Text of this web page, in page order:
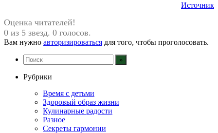
Источник
Оценка читателей!
0 из 5 звезд. 0 голосов.
Вам нужно авторизироваться для того, чтобы проголосовать.
Рубрики
Время с детьми
Здоровый образ жизни
Кулинарные радости
Разное
Секреты гармонии